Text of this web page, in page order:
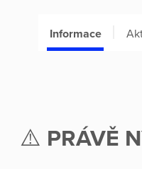
Informace
⚠️ PRÁVĚ